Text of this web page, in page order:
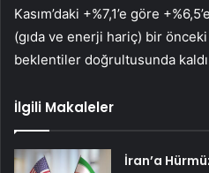
Kasım’daki +%7,1’e göre
(gıda ve enerji hariç) bir önceki
beklentiler doğrultusunda
İlgili Makaleler
İran’a